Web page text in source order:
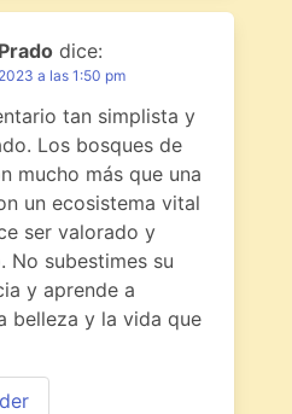
dice:
a las 1:50 pm
tan simplista y
Los bosques de
mucho más que una
un ecosistema vital
ser valorado y
No subestimes su
y aprende a
belleza y la vida que